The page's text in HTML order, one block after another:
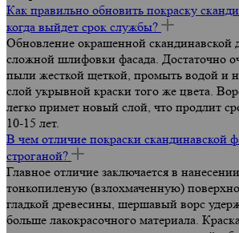
Как правильно обновить покраску
когда выйдет срок службы?
Обновление окрашенной скандинавской
сложной шлифовки фасада. Достаточно
пыли жесткой щеткой, промыть водой и
слой укрывной краски того же цвета.
легко примет новый слой, что продлит
10-15 лет.
В чем отличие покраски скандинавской
строганой?
Главное отличие заключается в
тонкопиленую (взлохмаченную)
гладкой древесины, шершавый ворс
больше лакокрасочного материала.